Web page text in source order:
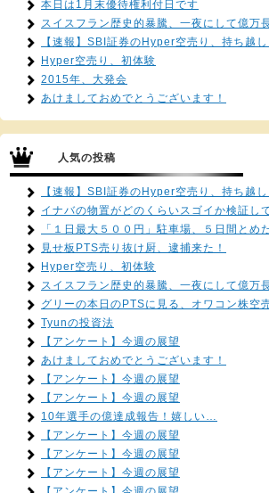
本日は1月末優待権利付日です
スイスフラン歴史的暴騰、一夜にして億万
【速報】SBI証券のHyper空売り、持ち越
Hyper空売り、初体験
2015年、大発会
あけましておめでとうございます！
人気の投稿
【速報】SBI証券のHyper空売り、持ち越
イナバの物置がどのくらいスゴイか検証し
「１日最大５００円」駐車場、５日間とめ
見せ板PTS売り抜け厨、逮捕来た！
Hyper空売り、初体験
スイスフラン歴史的暴騰、一夜にして億万
グリーの本日のPTSに見る、オワコン株空
Tyunの投資法
【アンケート】今週の展望
あけましておめでとうございます！
【アンケート】今週の展望
【アンケート】今週の展望
10年選手の億達成報告！嬉しい…
【アンケート】今週の展望
【アンケート】今週の展望
【アンケート】今週の展望